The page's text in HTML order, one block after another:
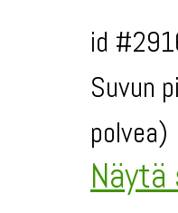
id
Suvun
polvea)